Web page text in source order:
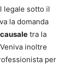
danno, con
n. 12
liquidazione
legale sotto il
la domanda
tra la
inoltre
per